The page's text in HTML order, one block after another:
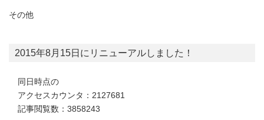
その他
2015年8月15日にリニューアルしました！
同日時点の
アクセスカウンタ：2127681
記事閲覧数：3858243